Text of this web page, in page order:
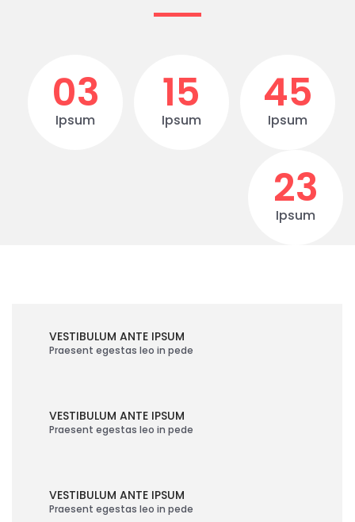
03
Ipsum
15
Ipsum
45
Ipsum
23
Ipsum
VESTIBULUM ANTE IPSUM
Praesent egestas leo in pede
VESTIBULUM ANTE IPSUM
Praesent egestas leo in pede
VESTIBULUM ANTE IPSUM
Praesent egestas leo in pede